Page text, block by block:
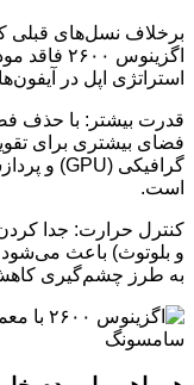
برخلاف نسل‌های قبلی
اگزینوس
استراتژی اپل در
قدرت بیشتر: با حذف
است.
و بلوتوث) باعث
به طرز چشم‌گیری کاهش